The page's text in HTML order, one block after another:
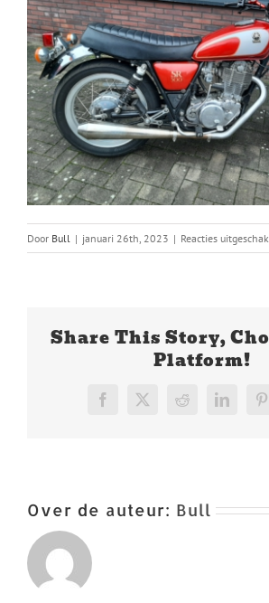
Door Bull | januari 26th, 2023 | Reacties
Share This Story,
Platform!
Facebook
X RedditLinkedIn
Over de auteur: Bull